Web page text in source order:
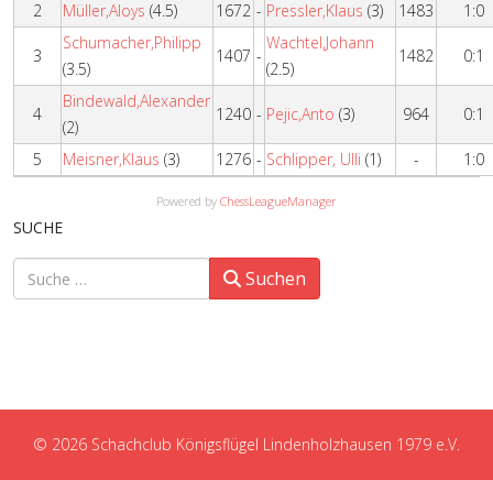
2 Müller,Aloys (4.5) 1672 - Pressler,Klaus (3) 1483 1:0
3
Schumacher,Philipp
(3.5)
1407 -
Wachtel,Johann
(2.5)
1482 0:1
4
Bindewald,Alexander
(2)
1240 - Pejic,Anto (3) 964 0:1
5 Meisner,Klaus (3) 1276 - Schlipper, Ulli (1) - 1:0
Powered by ChessLeagueManager
SUCHE
Suchen
Suchen
© 2026 Schachclub Königsflügel Lindenholzhausen 1979 e.V.